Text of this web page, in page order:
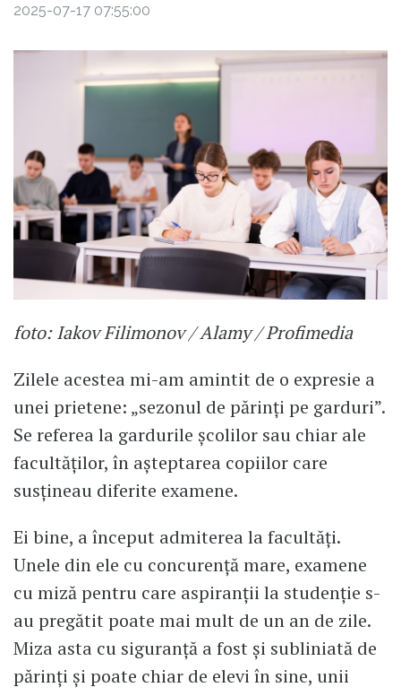
2025-07-17 07:55:00
foto: Iakov Filimonov / Alamy / Profimedia
Zilele acestea mi-am amintit de o expresie a
unei prietene: „sezonul de părinţi pe garduri”.
Se referea la gardurile şcolilor sau chiar ale
facultăţilor, în aşteptarea copiilor care
susţineau diferite examene.
Ei bine, a început admiterea la facultăţi.
Unele din ele cu concurenţă mare, examene
cu miză pentru care aspiranţii la studenţie s-
au pregătit poate mai mult de un an de zile.
Miza asta cu siguranţă a fost şi subliniată de
părinţi şi poate chiar de elevi în sine, unii